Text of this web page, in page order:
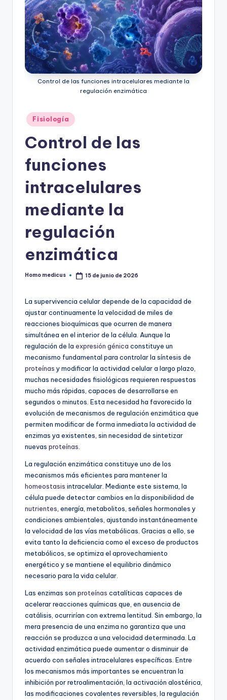
Control de las funciones intracelulares mediante la
regulación enzimática
Publicado
en
Fisiología
Control de las
funciones
intracelulares
mediante la
regulación
enzimática
Publicado
Homo medicus 15 de junio de 2026
La supervivencia celular depende de la capacidad de
ajustar continuamente la velocidad de miles de
reacciones bioquímicas que ocurren de manera
simultánea en el interior de la célula. Aunque la
regulación de la expresión génica constituye un
mecanismo fundamental para controlar la síntesis de
proteínas y modificar la actividad celular a largo plazo,
muchas necesidades fisiológicas requieren respuestas
mucho más rápidas, capaces de desarrollarse en
segundos o minutos. Esta necesidad ha favorecido la
evolución de mecanismos de regulación enzimática que
permiten modificar de forma inmediata la actividad de
enzimas ya existentes, sin necesidad de sintetizar
nuevas proteínas
La regulación enzimática constituye uno de los
mecanismos más eficientes para mantener la
homeostasis intracelular. Mediante este sistema, la
célula puede detectar cambios en la disponibilidad de
nutrientes , energía, metabolitos, señales hormonales y
condiciones ambientales, ajustando instantáneamente
la velocidad de las vías metabólicas. Gracias a ello, se
evita tanto la deficiencia como el exceso de productos
metabólicos, se optimiza el aprovechamiento
energético y se mantiene el equilibrio dinámico
necesario para la vida celular.
Las enzimas son proteínas catalíticas capaces de
acelerar reacciones químicas que, en ausencia de
catálisis, ocurrirían con extrema lentitud. Sin embargo, la
mera presencia de una enzima no garantiza que una
reacción se produzca a una velocidad determinada. La
actividad enzimática puede aumentar o disminuir de
acuerdo con señales intracelulares específicas. Entre
los mecanismos más importantes se encuentran la
inhibición por retroalimentación, la activación alostérica,
las modificaciones covalentes reversibles, la regulación